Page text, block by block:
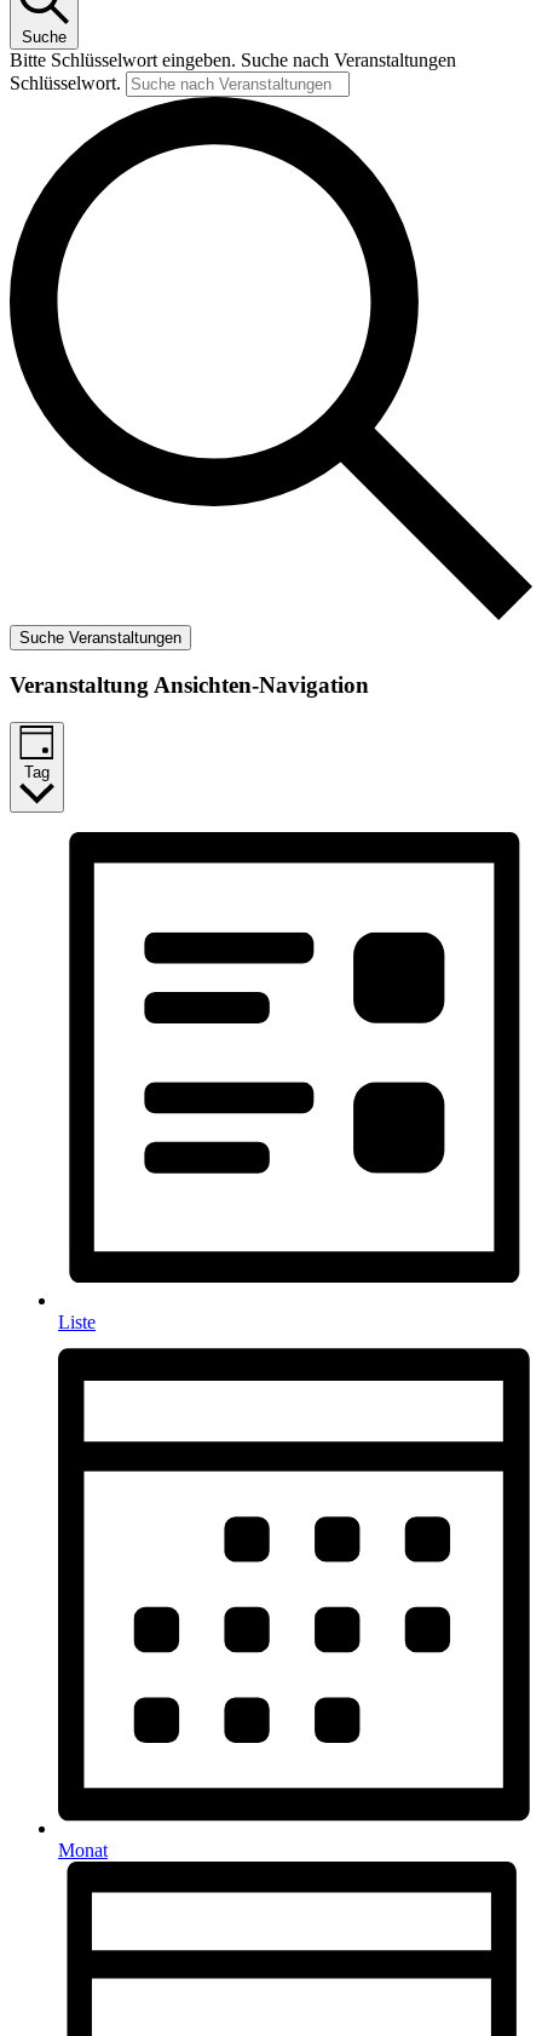
Suche
Bitte Schlüsselwort eingeben. Suche nach Veranstaltungen
Schlüsselwort.
Suche Veranstaltungen
Veranstaltung Ansichten-Navigation
Tag
Liste
Monat